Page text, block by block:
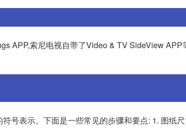
APP,索尼电视自带了Video & TV SideView
号表示。下面是一些常见的步骤和要点: 1. 图纸